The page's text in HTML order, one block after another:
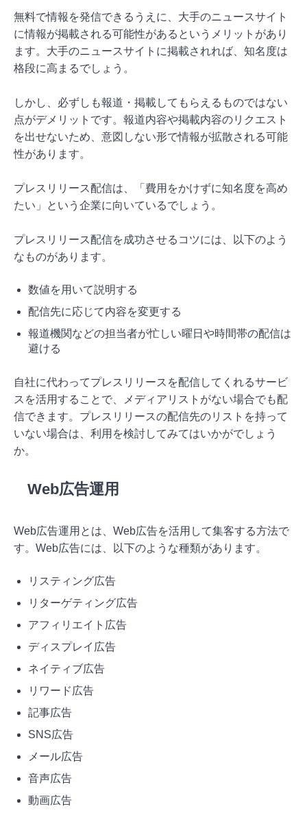
無料で情報を発信できるうえに、大手のニュースサイト
に情報が掲載される可能性があるというメリットがあり
ます。大手のニュースサイトに掲載されれば、知名度は
格段に高まるでしょう。
しかし、必ずしも報道・掲載してもらえるものではない
点がデメリットです。報道内容や掲載内容のリクエスト
を出せないため、意図しない形で情報が拡散される可能
性があります。
プレスリリース配信は、「費用をかけずに知名度を高め
たい」という企業に向いているでしょう。
プレスリリース配信を成功させるコツには、以下のよう
なものがあります。
数値を用いて説明する
配信先に応じて内容を変更する
報道機関などの担当者が忙しい曜日や時間帯の配信は
避ける
自社に代わってプレスリリースを配信してくれるサービ
スを活用することで、メディアリストがない場合でも配
信できます。プレスリリースの配信先のリストを持って
いない場合は、利用を検討してみてはいかがでしょう
か。
Web広告運用
Web広告運用とは、Web広告を活用して集客する方法で
す。Web広告には、以下のような種類があります。
リスティング広告
リターゲティング広告
アフィリエイト広告
ディスプレイ広告
ネイティブ広告
リワード広告
記事広告
SNS広告
メール広告
音声広告
動画広告